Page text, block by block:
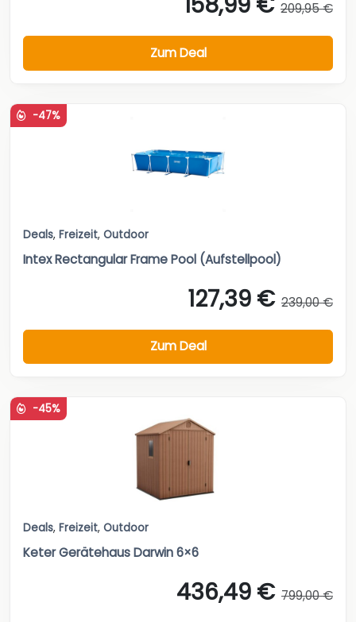
209,95 €
Zum Deal
-47%
Deals, Freizeit, Outdoor
Intex Rectangular Frame Pool (Aufstellpool)
127,39 € 239,00 €
Zum Deal
-45%
Deals, Freizeit, Outdoor
Keter Gerätehaus Darwin 6×6
436,49 € 799,00 €